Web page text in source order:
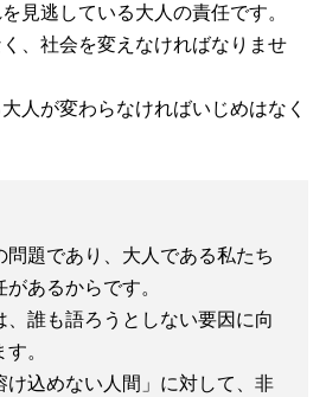
見逃している大人の責任です。
、社会を変えなければなりませ
人が変わらなければいじめはなく
問題であり、大人である私たち
あるからです。
、誰も語ろうとしない要因に向
。
け込めない人間」に対して、非